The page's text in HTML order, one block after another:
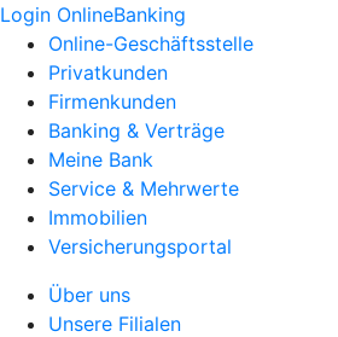
Login OnlineBanking
Online-Geschäftsstelle
Privatkunden
Firmenkunden
Banking & Verträge
Meine Bank
Service & Mehrwerte
Immobilien
Versicherungsportal
Über uns
Unsere Filialen